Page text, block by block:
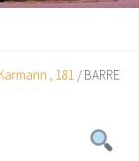
, 181 / BARRE